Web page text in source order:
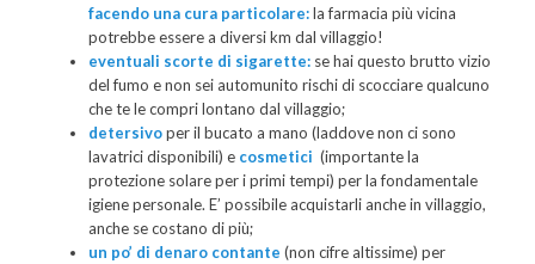
facendo una cura particolare:la farmacia più vicina
potrebbe essere a diversi km dal villaggio!
eventuali scorte di sigarette: se hai questo brutto vizio
del fumo e non sei automunito rischi di scocciare qualcuno
che te le compri lontano dal villaggio;
detersivoper il bucato a mano (laddove non ci sono
lavatrici disponibili) e cosmetici (importante la
protezione solare per i primi tempi) per la fondamentale
igiene personale. E’ possibile acquistarli anche in villaggio,
anche se costano di più;
un po’ di denaro contante (non cifre altissime) per